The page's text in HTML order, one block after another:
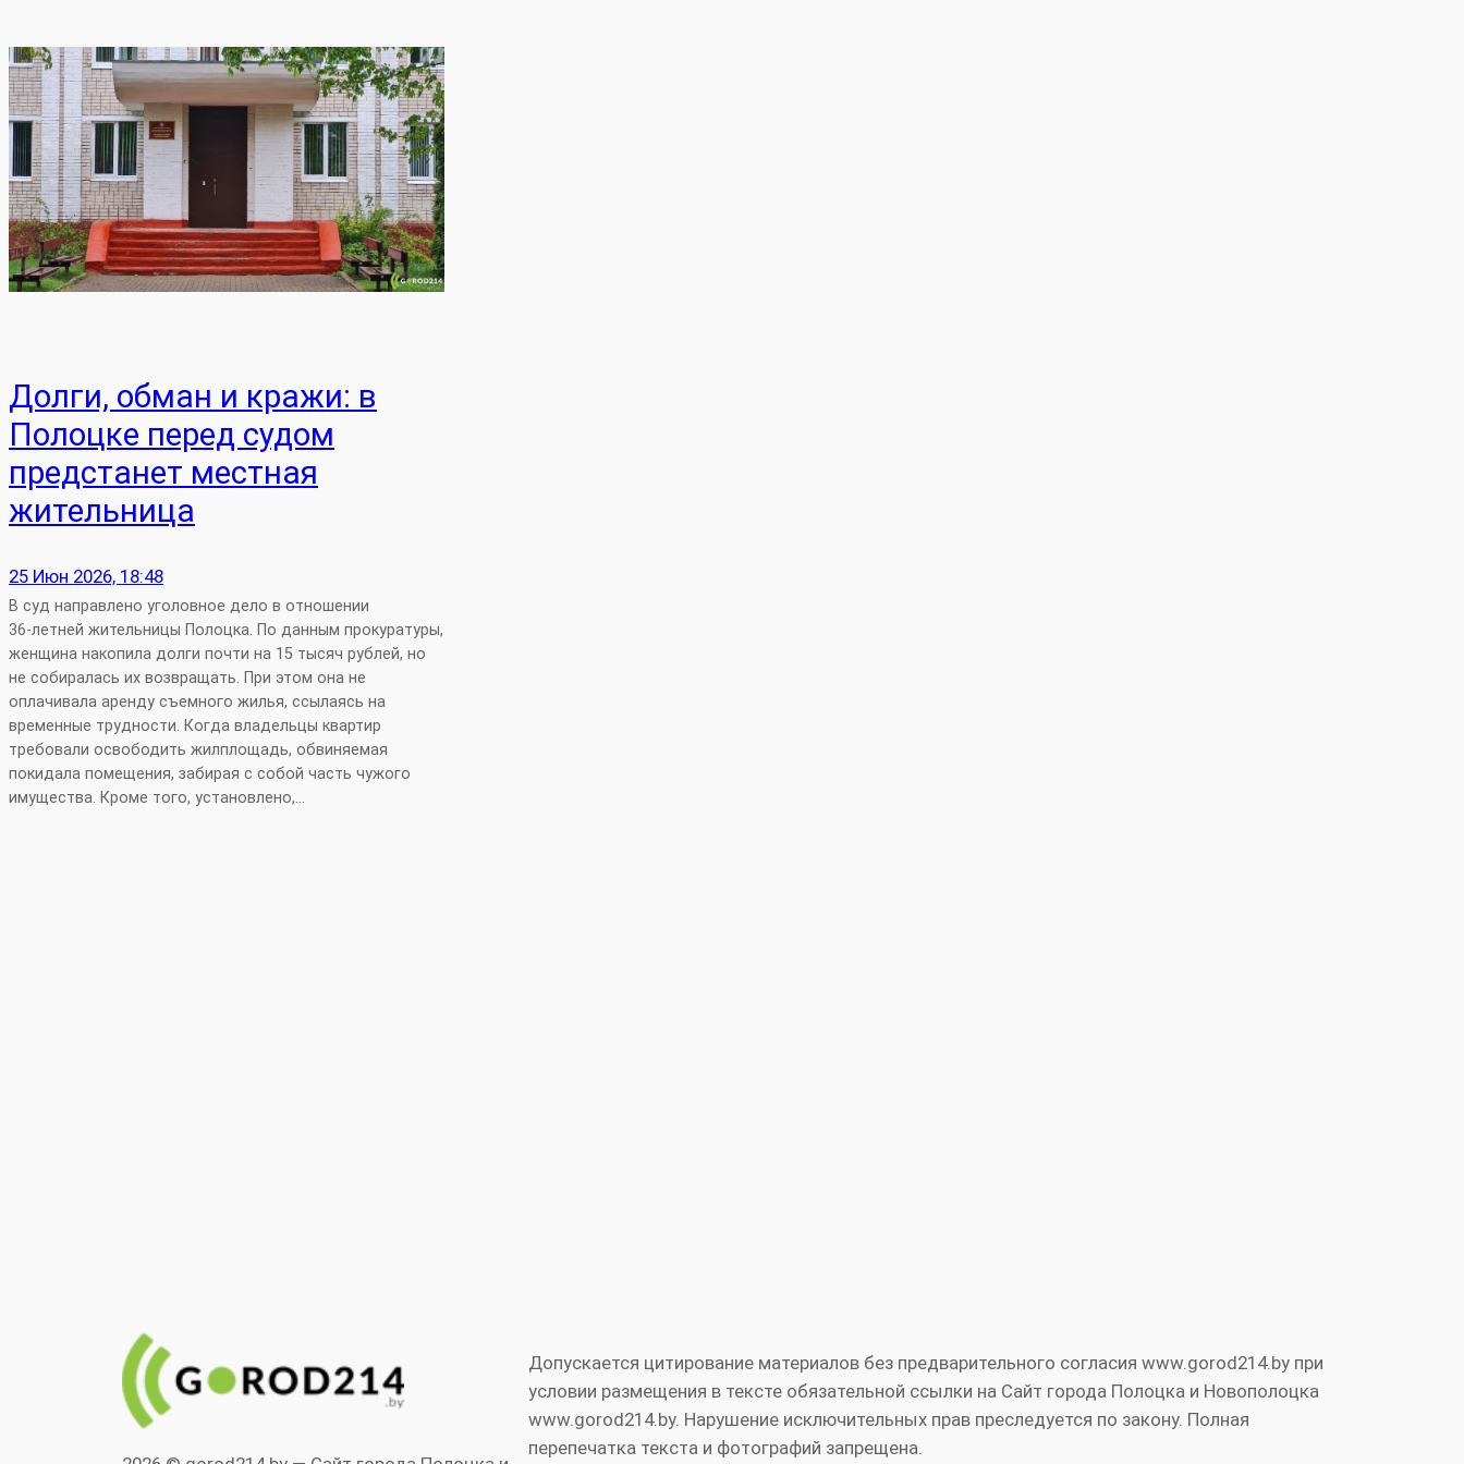
Долги, обман и кражи: в
Полоцке перед судом
предстанет местная
жительница
25 Июн 2026, 18:48
В суд направлено уголовное дело в отношении
36‑летней жительницы Полоцка. По данным прокуратуры,
женщина накопила долги почти на 15 тысяч рублей, но
не собиралась их возвращать. При этом она не
оплачивала аренду съемного жилья, ссылаясь на
временные трудности. Когда владельцы квартир
требовали освободить жилплощадь, обвиняемая
покидала помещения, забирая с собой часть чужого
имущества. Кроме того, установлено,…
Допускается цитирование материалов без предварительного согласия www.gorod214.by при
условии размещения в тексте обязательной ссылки на Сайт города Полоцка и Новополоцка
www.gorod214.by. Нарушение исключительных прав преследуется по закону. Полная
перепечатка текста и фотографий запрещена.